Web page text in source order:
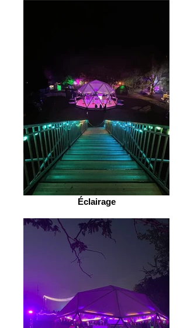
Éclairage